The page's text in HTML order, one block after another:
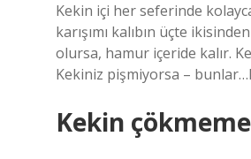
Kekin içi her seferinde
karışımı kalıbın üçte
olursa, hamur içeride kalır.
Kekiniz pişmiyorsa –
Kekin